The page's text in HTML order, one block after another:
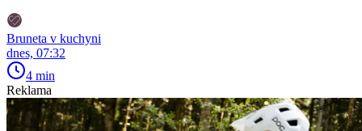
Bruneta v kuchyni
dnes, 07:32
4 min
Reklama